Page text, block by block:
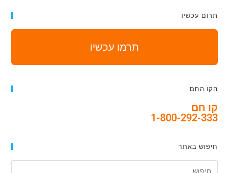
תרום עכשיו
תרמו עכשיו
הקו החם
קו חם
1-800-292-333
חיפוש באתר